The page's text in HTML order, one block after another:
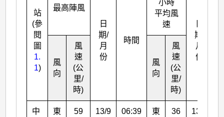
站
(參
閱
圖
1.
1)
最高陣風
日
期/
月
份
時間
小時
平均風
速
期/
月
份
風
向
風
速
(公
里/
時)
風
向
風
速
(公
里/
時)
中
東 59 13/9 06:39 東 36 13/9